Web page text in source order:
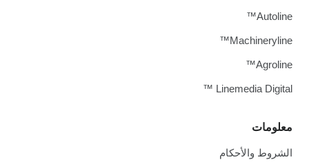
معلومات
الشروط والأحكام
Autoline™
Machineryline™
Agroline™
Linemedia Digital ™